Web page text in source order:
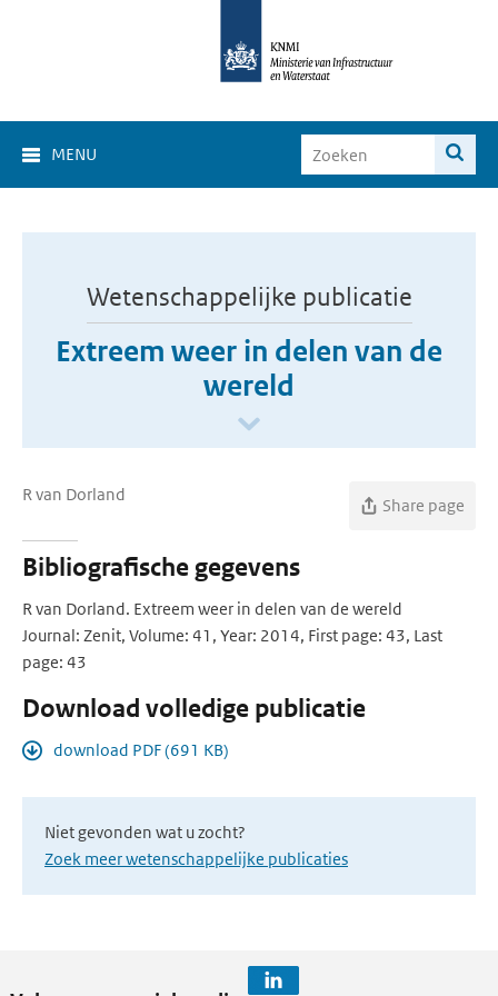
MENU
Wetenschappelijke publicatie
Extreem weer in delen van de
wereld
R van Dorland
Share page
Bibliografische gegevens
R van Dorland. Extreem weer in delen van de wereld
Journal: Zenit, Volume: 41, Year: 2014, First page: 43, Last
page: 43
Download volledige publicatie
download PDF (691 KB)
Niet gevonden wat u zocht?
Zoek meer wetenschappelijke publicaties